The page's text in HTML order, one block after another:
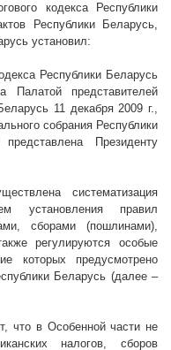
кодекса Республики
Республики Беларусь,
установил:
Республики Беларусь
Палатой представителей
11 декабря2009 г.,
собрания Республики
Президенту
систематизация
установления правил
сборами (пошлинами),
регулируются особые
которых предусмотрено
Беларусь (далее –
что в Особенной части не
налогов, сборов